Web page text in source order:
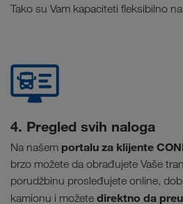
Tako su Vam kapaciteti fleksibilno
4. Pregled svih naloga
Na našem portalu za klijente
brzo možete da obrađujete Vaše
porudžbinu prosleđujete online,
kamionu i možete direktno da